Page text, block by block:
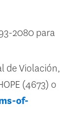
2080 para
de Violación,
(4673) o
of-